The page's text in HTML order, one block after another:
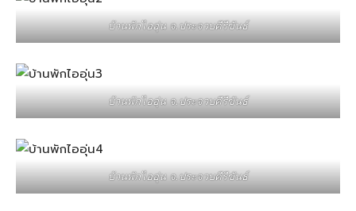
บ้านพักไออุ่น จ.ประจวบคีรีขันธ์
บ้านพักไออุ่น จ.ประจวบคีรีขันธ์
บ้านพักไออุ่น จ.ประจวบคีรีขันธ์